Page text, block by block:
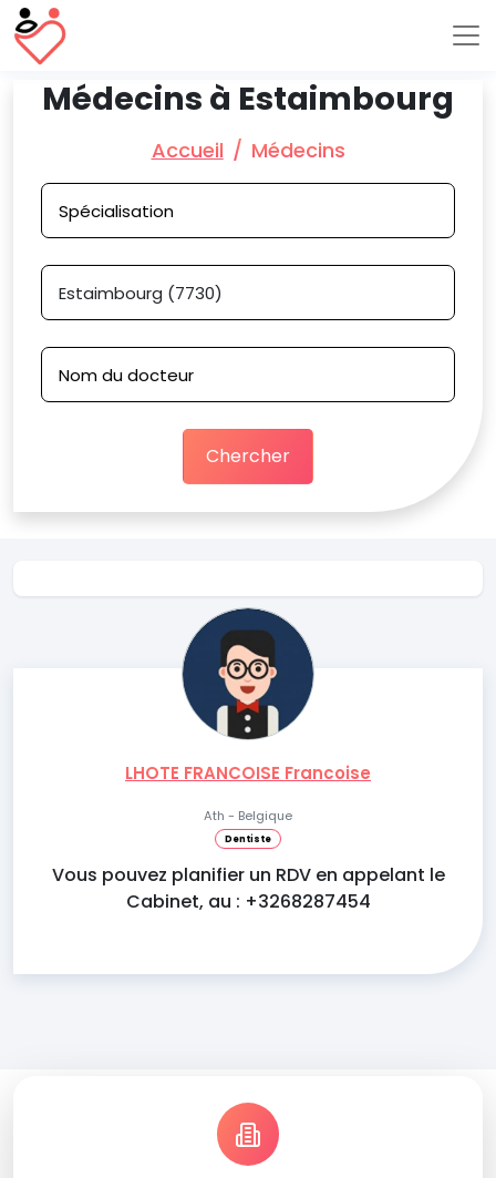
Médecins à Estaimbourg
Accueil Médecins
Chercher
LHOTE FRANCOISE Francoise
Ath - Belgique
Dentiste
Vous pouvez planifier un RDV en appelant le
Cabinet, au : +3268287454